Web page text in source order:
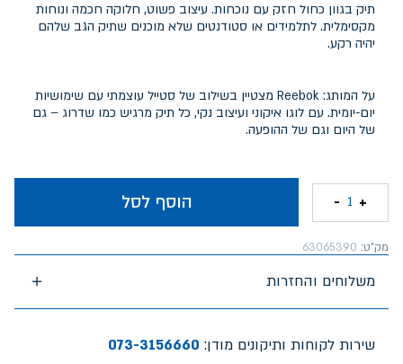
תיק בגוון כחול חזק עם נוכחות. עיצוב פשוט, חלוקה חכמה ונוחות
מקסימלית. לתלמידים או סטודנטים שלא מוכנים שתיק הגב שלהם
יהיה רקע.
על המותג: Reebok מצטיין בשילוב של סטייל עוצמתי עם שימושיות
יום-יומית. עם לוגו איקוני ועיצוב נקי, כל תיק מרגיש כמו שדרוג – גם
של היום וגם של ההופעה.
הוסף לסל +
1
-
מק"ט: 63065390
משלוחים והחזרות
שירות לקוחות ותיקונים מודן: 073-3156660